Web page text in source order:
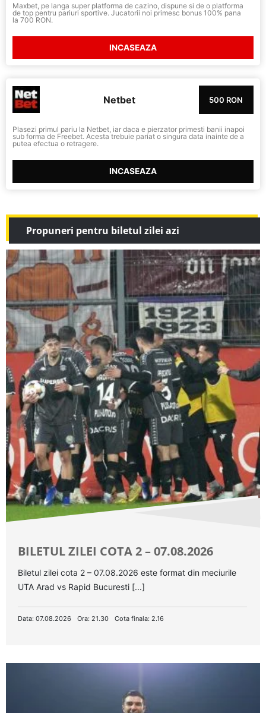
Maxbet, pe langa super platforma de cazino, dispune si de o platforma
de top pentru pariuri sportive. Jucatorii noi primesc bonus 100% pana
la 700 RON.
INCASEAZA
Netbet 500 RON
Plasezi primul pariu la Netbet, iar daca e pierzator primesti banii inapoi
sub forma de Freebet. Acesta trebuie pariat o singura data inainte de a
putea efectua o retragere.
INCASEAZA
Propuneri pentru biletul zilei azi
BILETUL ZILEI COTA 2 – 07.08.2026
Biletul zilei cota 2 – 07.08.2026 este format din meciurile
UTA Arad vs Rapid Bucuresti [...]
Data: 07.08.2026 Ora: 21.30 Cota finala: 2.16